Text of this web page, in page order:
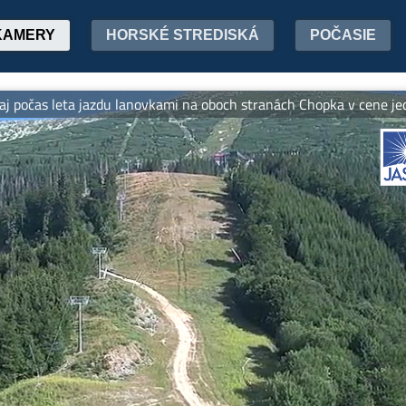
HORSKÉ STREDISKÁ POČASIE
jazdu lanovkami na oboch stranách Chopka v cene